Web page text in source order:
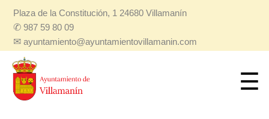
Plaza de la Constitución, 1 24680 Villamanín
✆987 59 80 09
✉ayuntamiento@ayuntamientovillamanin.com